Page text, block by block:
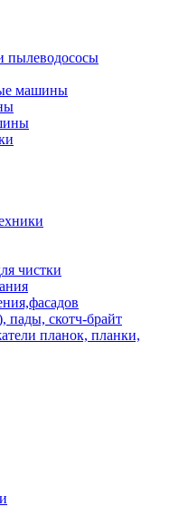
пылеводососы
машины
чистки
пады, скотч-брайт
планок, планки,